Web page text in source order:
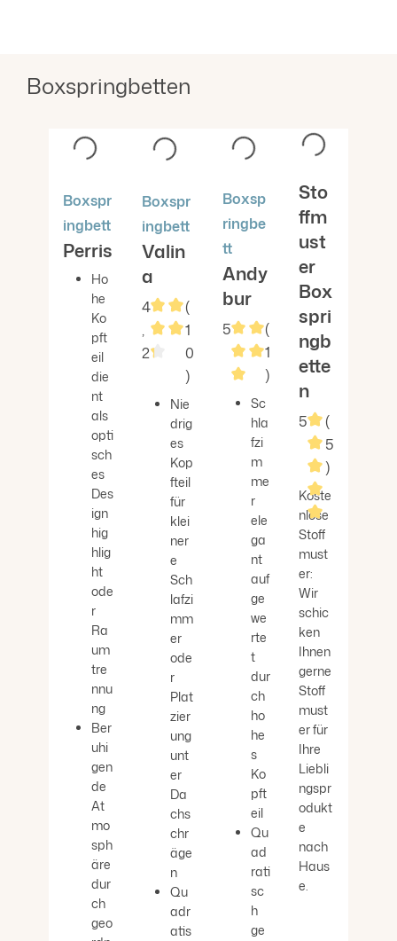
Boxspringbetten
Produktgalerie überspringen
Boxspr
ingbett
Perris
Ho
he
Ko
pft
eil
die
nt
als
opti
sch
es
Des
ign
hig
hlig
ht
ode
r
Ra
um
tre
nnu
ng
Ber
uhi
gen
de
At
mo
sph
äre
dur
ch
geo
Boxspr
ingbett
Valin
a
4
,
2
Durchschnittliche Bewertung von
(
1
0
)
Nie
drig
es
Kop
fteil
für
klei
ner
e
Sch
lafzi
mm
er
ode
r
Plat
zier
ung
unt
er
Da
chs
chr
äge
n
Qu
adr
atis
Boxsp
ringbe
tt
Andy
bur
5
Durchschnittliche
(
1
)
Sc
hla
fzi
m
me
r
ele
ga
nt
auf
ge
we
rte
t
dur
ch
ho
he
s
Ko
pft
eil
Qu
ad
rati
sc
h
ge
Sto
ffm
ust
er
Box
spri
ngb
ette
n
5
(
5
)
Koste
nlose
Stoff
must
er:
Wir
schic
ken
Ihnen
gerne
Stoff
must
er für
Ihre
Liebli
ngspr
odukt
e
nach
Haus
e.